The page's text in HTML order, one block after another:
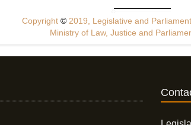
Copyright© 2019, Legislative and
Ministry of Law, Justice and